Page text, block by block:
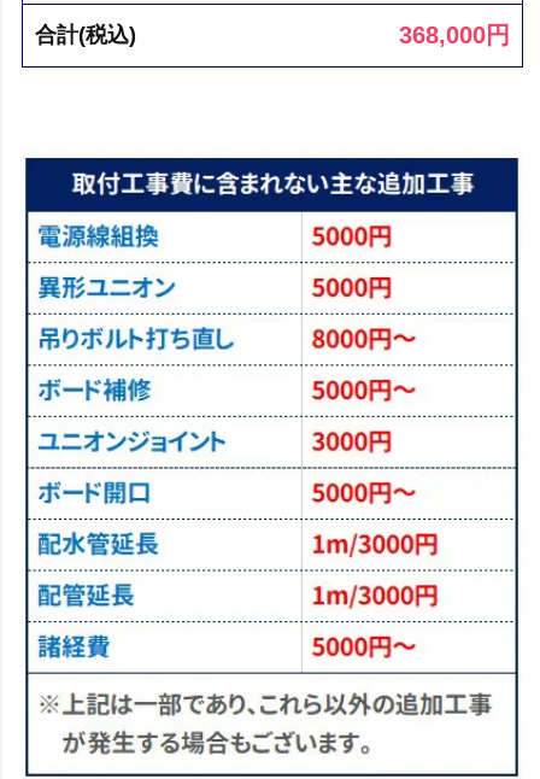
合計(税込) 368,000円